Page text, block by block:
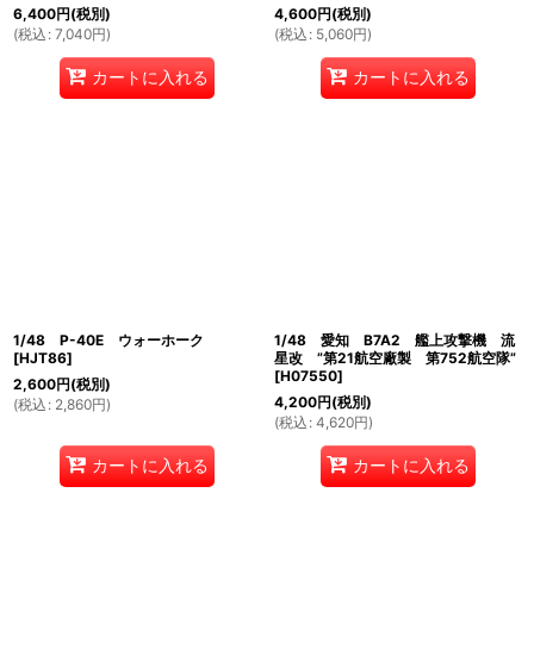
6,400円(税別)
(税込 : 7,040円)
カートに入れる
4,600円(税別)
(税込 : 5,060円)
カートに入れる
1/48 P-40E ウォーホーク
[HJT86]
2,600円(税別)
(税込 : 2,860円)
カートに入れる
1/48 愛知 B7A2 艦上攻撃機 流
星改 ”第21航空廠製 第752航空隊”
[H07550]
4,200円(税別)
(税込 : 4,620円)
カートに入れる